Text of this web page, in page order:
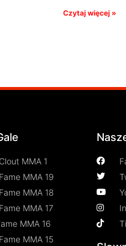
Czytaj więcej »
Clout MMA 1
Fame MMA 19
Fame MMA 18
Fame MMA 17
MMA 16
Fame MMA 15